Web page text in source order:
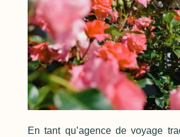
En tant qu’agence de voyage